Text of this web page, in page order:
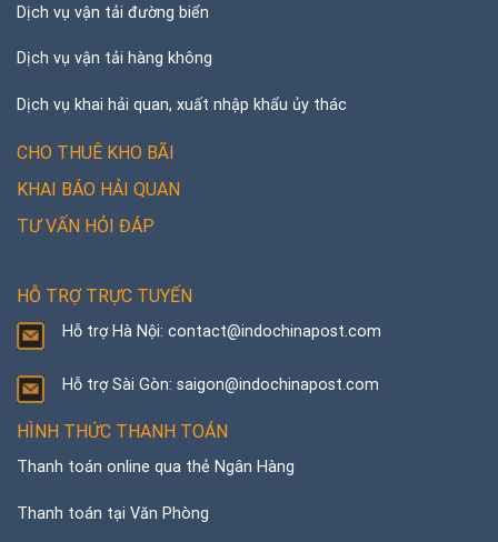
Dịch vụ vận tải đường biển
Dịch vụ vận tải hàng không
Dịch vụ khai hải quan, xuất nhập khẩu ủy thác
CHO THUÊ KHO BÃI
KHAI BÁO HẢI QUAN
TƯ VẤN HỎI ĐÁP
HỖ TRỢ TRỰC TUYẾN
Hỗ trợ Hà Nội: contact@indochinapost.com
Hỗ trợ Sài Gòn: saigon@indochinapost.com
HÌNH THỨC THANH TOÁN
Thanh toán online qua thẻ Ngân Hàng
Thanh toán tại Văn Phòng